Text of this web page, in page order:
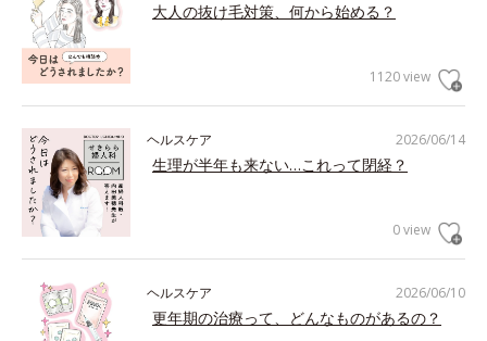
大人の抜け毛対策、何から始める？
1120 view
2026/06/14
ヘルスケア
生理が半年も来ない…これって閉経？
0 view
2026/06/10
ヘルスケア
更年期の治療って、どんなものがあるの？